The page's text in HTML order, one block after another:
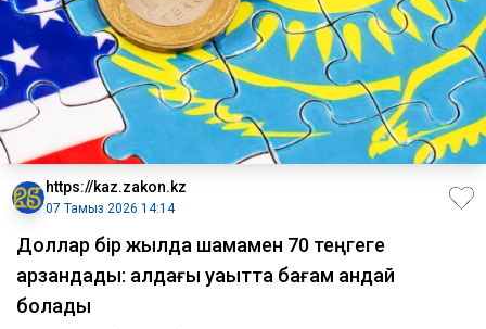
https://kaz.zakon.kz
07 Тамыз 2026 14:14
Доллар бір жылда шамамен 70 теңгеге
арзандады: алдағы уақытта бағам қандай
болады